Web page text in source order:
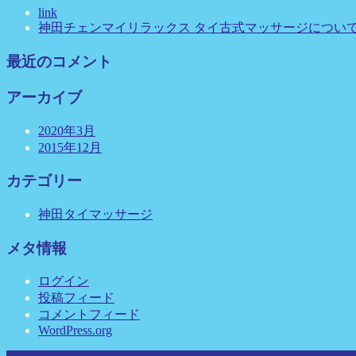
link
神田チェンマイリラックス タイ古式マッサージについ
最近のコメント
アーカイブ
2020年3月
2015年12月
カテゴリー
神田タイマッサージ
メタ情報
ログイン
投稿フィード
コメントフィード
WordPress.org